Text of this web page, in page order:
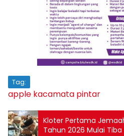
Tag:
apple kacamata pintar
Kloter Pertama
Tahun 2026 Mulai Tiba